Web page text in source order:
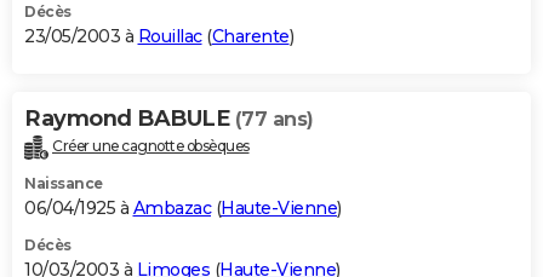
Décès
23/05/2003 à Rouillac(Charente)
Raymond BABULE (77 ans)
Créer une cagnotte obsèques
Naissance
06/04/1925 à Ambazac(Haute-Vienne)
Décès
10/03/2003 à Limoges (Haute-Vienne)